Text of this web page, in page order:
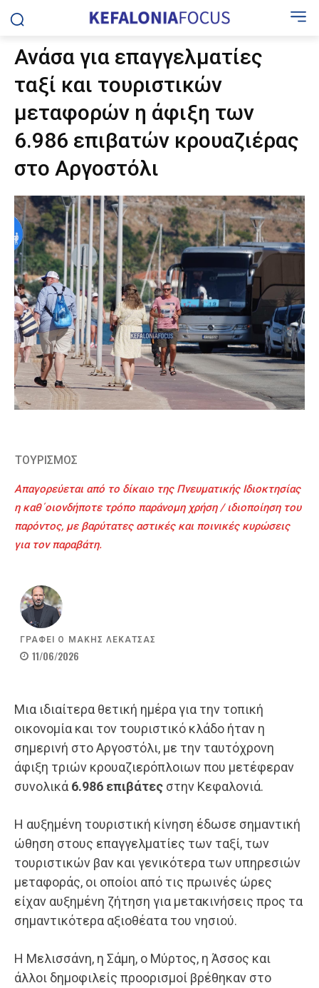
Ανάσα για επαγγελματίες
ταξί και τουριστικών
μεταφορών η άφιξη των
6.986 επιβατών κρουαζιέρας
στο Αργοστόλι
ΤΟΥΡΙΣΜΟΣ
Απαγορεύεται από το δίκαιο της Πνευματικής Ιδιοκτησίας
η καθ΄οιονδήποτε τρόπο παράνομη χρήση / ιδιοποίηση του
παρόντος, με βαρύτατες αστικές και ποινικές κυρώσεις
για τον παραβάτη.
ΓΡΑΦΕΙ Ο ΜΑΚΗΣ ΛΕΚΑΤΣΑΣ
11/06/2026
Μια ιδιαίτερα θετική ημέρα για την τοπική
οικονομία και τον τουριστικό κλάδο ήταν η
σημερινή στο Αργοστόλι, με την ταυτόχρονη
άφιξη τριών κρουαζιερόπλοιων που μετέφεραν
συνολικά 6.986 επιβάτες στην Κεφαλονιά.
Η αυξημένη τουριστική κίνηση έδωσε σημαντική
ώθηση στους επαγγελματίες των ταξί, των
τουριστικών βαν και γενικότερα των υπηρεσιών
μεταφοράς, οι οποίοι από τις πρωινές ώρες
είχαν αυξημένη ζήτηση για μετακινήσεις προς τα
σημαντικότερα αξιοθέατα του νησιού.
Η Μελισσάνη, η Σάμη, ο Μύρτος, η Άσσος και
άλλοι δημοφιλείς προορισμοί βρέθηκαν στο